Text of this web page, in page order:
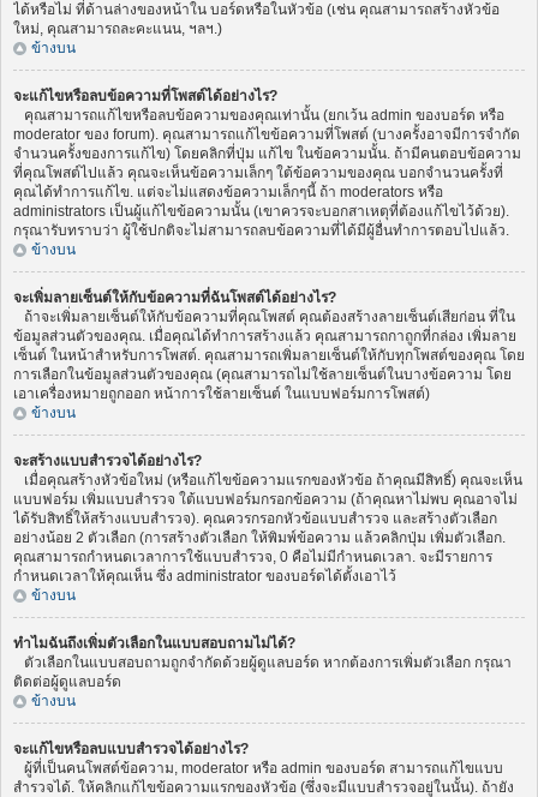
ได้หรือไม่ ที่ด้านล่างของหน้าใน บอร์ดหรือในหัวข้อ (เช่น คุณสามารถสร้างหัวข้อ
ใหม่, คุณสามารถละคะแนน, ฯลฯ.)
ข้างบน
จะแก้ไขหรือลบข้อความที่โพสต์ได้อย่างไร?
คุณสามารถแก้ไขหรือลบข้อความของคุณเท่านั้น (ยกเว้น admin ของบอร์ด หรือ
moderator ของ forum). คุณสามารถแก้ไขข้อความที่โพสต์ (บางครั้งอาจมีการจำกัด
จำนวนครั้งของการแก้ไข) โดยคลิกที่ปุ่ม แก้ไข ในข้อความนั้น. ถ้ามีคนตอบข้อความ
ที่คุณโพสต์ไปแล้ว คุณจะเห็นข้อความเล็กๆ ใต้ข้อความของคุณ บอกจำนวนครั้งที่
คุณได้ทำการแก้ไข. แต่จะไม่แสดงข้อความเล็กๆนี้ ถ้า moderators หรือ
administrators เป็นผู้แก้ไขข้อความนั้น (เขาควรจะบอกสาเหตุที่ต้องแก้ไขไว้ด้วย).
กรุณารับทราบว่า ผู้ใช้ปกติจะไม่สามารถลบข้อความที่ได้มีผู้อื่นทำการตอบไปแล้ว.
ข้างบน
จะเพิ่มลายเซ็นต์ให้กับข้อความที่ฉันโพสต์ได้อย่างไร?
ถ้าจะเพิ่มลายเซ็นต์ให้กับข้อความที่คุณโพสต์ คุณต้องสร้างลายเซ็นต์เสียก่อน ที่ใน
ข้อมูลส่วนตัวของคุณ. เมื่อคุณได้ทำการสร้างแล้ว คุณสามารถกาถูกที่กล่อง เพิ่มลาย
เซ็นต์ ในหน้าสำหรับการโพสต์. คุณสามารถเพิ่มลายเซ็นต์ให้กับทุกโพสต์ของคุณ โดย
การเลือกในข้อมูลส่วนตัวของคุณ (คุณสามารถไม่ใช้ลายเซ็นต์ในบางข้อความ โดย
เอาเครื่องหมายถูกออก หน้าการใช้ลายเซ็นต์ ในแบบฟอร์มการโพสต์)
ข้างบน
จะสร้างแบบสำรวจได้อย่างไร?
เมื่อคุณสร้างหัวข้อใหม่ (หรือแก้ไขข้อความแรกของหัวข้อ ถ้าคุณมีสิทธิ์) คุณจะเห็น
แบบฟอร์ม เพิ่มแบบสำรวจ ใต้แบบฟอร์มกรอกข้อความ (ถ้าคุณหาไม่พบ คุณอาจไม่
ได้รับสิทธิ์ให้สร้างแบบสำรวจ). คุณควรกรอกหัวข้อแบบสำรวจ และสร้างตัวเลือก
อย่างน้อย 2 ตัวเลือก (การสร้างตัวเลือก ให้พิมพ์ข้อความ แล้วคลิกปุ่ม เพิ่มตัวเลือก.
คุณสามารถกำหนดเวลาการใช้แบบสำรวจ, 0 คือไม่มีกำหนดเวลา. จะมีรายการ
กำหนดเวลาให้คุณเห็น ซึ่ง administrator ของบอร์ดได้ตั้งเอาไว้
ข้างบน
ทำไมฉันถึงเพิ่มตัวเลือกในแบบสอบถามไม่ได้?
ตัวเลือกในแบบสอบถามถูกจำกัดด้วยผู้ดูแลบอร์ด หากต้องการเพิ่มตัวเลือก กรุณา
ติดต่อผู้ดูแลบอร์ด
ข้างบน
จะแก้ไขหรือลบแบบสำรวจได้อย่างไร?
ผู้ที่เป็นคนโพสต์ข้อความ, moderator หรือ admin ของบอร์ด สามารถแก้ไขแบบ
สำรวจได้. ให้คลิกแก้ไขข้อความแรกของหัวข้อ (ซึ่งจะมีแบบสำรวจอยู่ในนั้น). ถ้ายัง